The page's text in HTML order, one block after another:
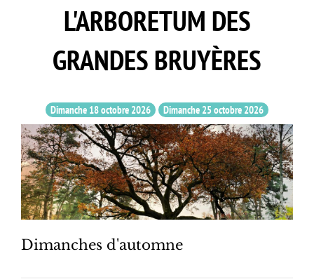
L'ARBORETUM DES
GRANDES BRUYÈRES
Dimanche 18 octobre 2026 Dimanche 25 octobre 2026
Dimanches d'automne